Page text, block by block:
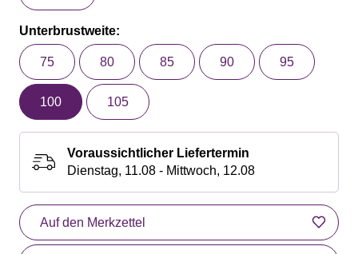
Unterbrustweite:
75 80 85 90 95
100 105
Voraussichtlicher Liefertermin
Dienstag, 11.08 - Mittwoch, 12.08
Auf den Merkzettel